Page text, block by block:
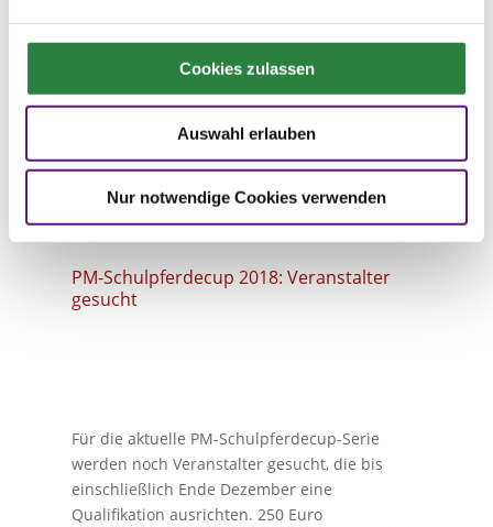
Cookies zulassen
Auswahl erlauben
Nur notwendige Cookies verwenden
Disziplinbeschränkungen. Mehr Informationen
erhalten Interessenten bei ihrem jeweiligen
Landesverband,hier im Terminkalendersind
alle bereits feststehenden
Finalveranstaltungen
PM-Schulpferdecup 2018: Veranstalter
gesucht
Für die aktuelle PM-Schulpferdecup-Serie
werden noch Veranstalter gesucht, die bis
einschließlich Ende Dezember eine
Qualifikation ausrichten. 250 Euro